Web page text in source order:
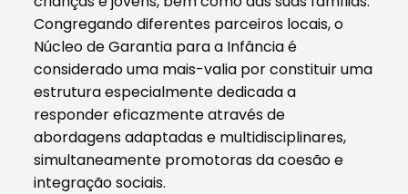
Congregando diferentes parceiros locais, o
Núcleo de Garantia para a Infância é
considerado uma mais-valia por constituir uma
estrutura especialmente dedicada a
responder eficazmente através de
abordagens adaptadas e multidisciplinares,
simultaneamente promotoras da coesão e
integração sociais.